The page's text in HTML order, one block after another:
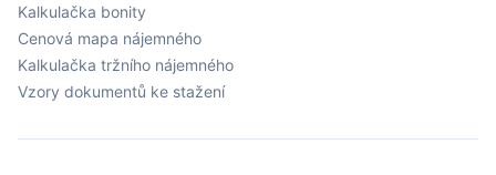
Kalkulačka bonity
Cenová mapa nájemného
Kalkulačka tržního nájemného
Vzory dokumentů ke stažení